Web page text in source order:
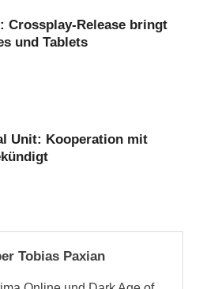
Crossplay-Release bringt
und Tablets
Unit: Kooperation mit
Tobias Paxian